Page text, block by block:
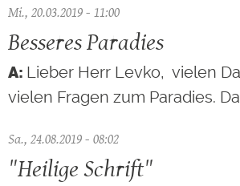
Mi., 20.03.2019 - 11:00
Besseres Paradies
Lieber Herr Levko, vielen
vielen Fragen zum Paradies.
Sa., 24.08.2019 - 08:02
"Heilige Schrift"